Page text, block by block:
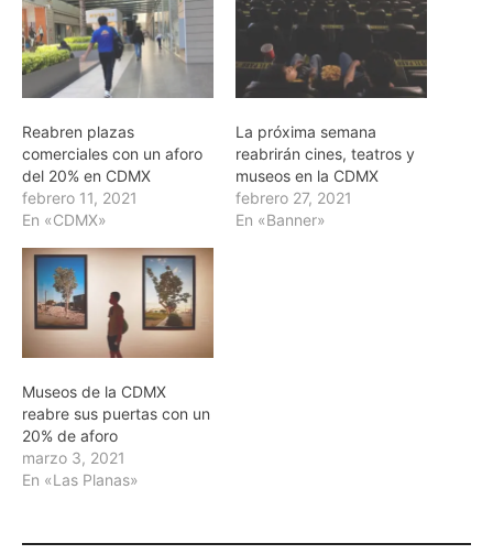
Reabren plazas
comerciales con un aforo
del 20% en CDMX
febrero 11, 2021
En «CDMX»
La próxima semana
reabrirán cines, teatros y
museos en la CDMX
febrero 27, 2021
En «Banner»
Museos de la CDMX
reabre sus puertas con un
20% de aforo
marzo 3, 2021
En «Las Planas»